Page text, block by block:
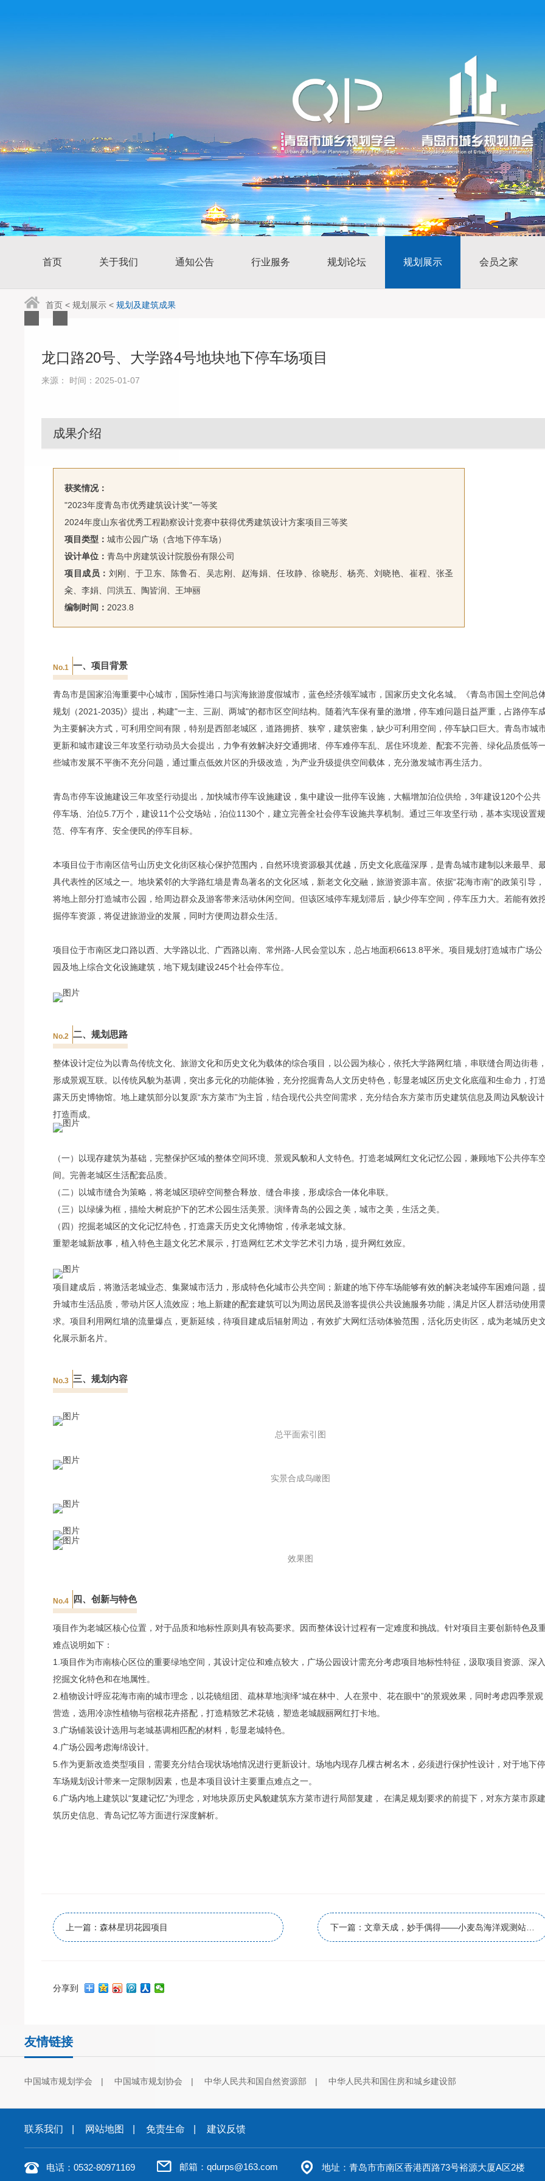
首页 关于我们 通知公告 行业服务 规划论坛 规划展示 会员之家
首页 <规划展示 <规划及建筑成果
龙口路20号、大学路4号地块地下停车场项目
来源： 时间：2025-01-07
成果介绍
获奖情况：
"2023年度青岛市优秀建筑设计奖"一等奖
2024年度山东省优秀工程勘察设计竞赛中获得优秀建筑设计方案项目三等奖
项目类型：城市公园广场（含地下停车场）
设计单位：青岛中房建筑设计院股份有限公司
项目成员： 刘刚、于卫东、陈鲁石、吴志刚、赵海娟、任玫静、徐晓彤、杨亮、刘晓艳、崔程、张圣
籴、李娟、闫洪五、陶皆润、王坤丽
编制时间： 2023.8
No.1 一、项目背景
青岛市是国家沿海重要中心城市，国际性港口与滨海旅游度假城市，蓝色经济领军城市，国家历史文化名城。《青岛市国土空间总
规划（2021-2035)》提出，构建"一主、三副、两城"的都市区空间结构。随着汽车保有量的激增，停车难问题日益严重，占路停车
为主要解决方式，可利用空间有限，特别是西部老城区，道路拥挤、狭窄，建筑密集，缺少可利用空间，停车缺口巨大。青岛市城
更新和城市建设三年攻坚行动动员大会提出，力争有效解决好交通拥堵、停车难停车乱、居住环境差、配套不完善、绿化品质低等
些城市发展不平衡不充分问题，通过重点低效片区的升级改造，为产业升级提供空间载体，充分激发城市再生活力。
青岛市停车设施建设三年攻坚行动提出，加快城市停车设施建设，集中建设一批停车设施，大幅增加泊位供给，3年建设120个公共
停车场、泊位5.7万个，建设11个公交场站，泊位1130个，建立完善全社会停车设施共享机制。通过三年攻坚行动，基本实现设置
范、停车有序、安全便民的停车目标。
本项目位于市南区信号山历史文化街区核心保护范围内，自然环境资源极其优越，历史文化底蕴深厚，是青岛城市建制以来最早、
具代表性的区域之一。地块紧邻的大学路红墙是青岛著名的文化区域，新老文化交融，旅游资源丰富。依据“花海市南”的政策引导，
将地上部分打造城市公园，给周边群众及游客带来活动休闲空间。但该区域停车规划滞后，缺少停车空间，停车压力大。若能有效
掘停车资源，将促进旅游业的发展，同时方便周边群众生活。
项目位于市南区龙口路以西、大学路以北、广西路以南、常州路-人民会堂以东，总占地面积6613.8平米。项目规划打造城市广场公
园及地上综合文化设施建筑，地下规划建设245个社会停车位。
No.2 二、规划思路
整体设计定位为以青岛传统文化、旅游文化和历史文化为载体的综合项目，以公园为核心，依托大学路网红墙，串联缝合周边街巷
形成景观互联。以传统风貌为基调，突出多元化的功能体验，充分挖掘青岛人文历史特色，彰显老城区历史文化底蕴和生命力，打
露天历史博物馆。地上建筑部分以复原“东方菜市”为主旨，结合现代公共空间需求，充分结合东方菜市历史建筑信息及周边风貌设计
打造而成。
（一）以现存建筑为基础，完整保护区域的整体空间环境、景观风貌和人文特色。打造老城网红文化记忆公园，兼顾地下公共停车
间。完善老城区生活配套品质。
（二）以城市缝合为策略，将老城区琐碎空间整合释放、缝合串接，形成综合一体化串联。
（三）以绿缘为框，描绘大树庇护下的艺术公园生活美景。演绎青岛的公园之美，城市之美，生活之美。
（四）挖掘老城区的文化记忆特色，打造露天历史文化博物馆，传承老城文脉。
重塑老城新故事，植入特色主题文化艺术展示，打造网红艺术文学艺术引力场，提升网红效应。
项目建成后，将激活老城业态、集聚城市活力，形成特色化城市公共空间；新建的地下停车场能够有效的解决老城停车困难问题，
升城市生活品质，带动片区人流效应；地上新建的配套建筑可以为周边居民及游客提供公共设施服务功能，满足片区人群活动使用
求。项目利用网红墙的流量爆点，更新延续，待项目建成后辐射周边，有效扩大网红活动体验范围，活化历史街区，成为老城历史
化展示新名片。
No.3 三、规划内容
总平面索引图
实景合成鸟瞰图
效果图
No.4 四、创新与特色
项目作为老城区核心位置，对于品质和地标性原则具有较高要求。因而整体设计过程有一定难度和挑战。针对项目主要创新特色及
难点说明如下：
1.项目作为市南核心区位的重要绿地空间，其设计定位和难点较大，广场公园设计需充分考虑项目地标性特征，汲取项目资源、深
挖掘文化特色和在地属性。
2.植物设计呼应花海市南的城市理念，以花镜组团、疏林草地演绎“城在林中、人在景中、花在眼中”的景观效果，同时考虑四季景观
营造，选用冷凉性植物与宿根花卉搭配，打造精致艺术花镜，塑造老城靓丽网红打卡地。
3.广场铺装设计选用与老城基调相匹配的材料，彰显老城特色。
4.广场公园考虑海绵设计。
5.作为更新改造类型项目，需要充分结合现状场地情况进行更新设计。场地内现存几棵古树名木，必须进行保护性设计，对于地下
车场规划设计带来一定限制因素，也是本项目设计主要重点难点之一。
6.广场内地上建筑以“复建记忆”为理念，对地块原历史风貌建筑东方菜市进行局部复建， 在满足规划要求的前提下，对东方菜市原
筑历史信息、青岛记忆等方面进行深度解析。
上一篇：森林星玥花园项目 下一篇：文章天成，妙手偶得——小麦岛海洋观测站设计
分享到
友情链接
中国城市规划学会 中国城市规划协会 中华人民共和国自然资源部 中华人民共和国住房和城乡建设部
联系我们 网站地图 免责生命 建议反馈
电话：0532-80971169 邮箱：qdurps@163.com 地址：青岛市市南区香港西路73号裕源大厦A区2楼